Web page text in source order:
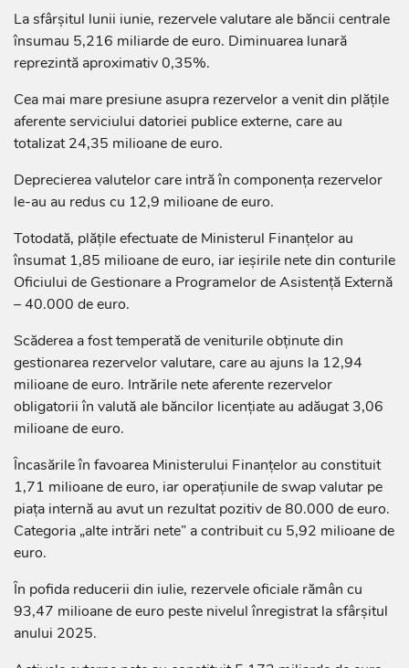
La sfârșitul lunii iunie, rezervele valutare ale băncii centrale
însumau 5,216 miliarde de euro. Diminuarea lunară
reprezintă aproximativ 0,35%.
Cea mai mare presiune asupra rezervelor a venit din plățile
aferente serviciului datoriei publice externe, care au
totalizat 24,35 milioane de euro.
Deprecierea valutelor care intră în componența rezervelor
le-au au redus cu 12,9 milioane de euro.
Totodată, plățile efectuate de Ministerul Finanțelor au
însumat 1,85 milioane de euro, iar ieșirile nete din conturile
Oficiului de Gestionare a Programelor de Asistență Externă
– 40.000 de euro.
Scăderea a fost temperată de veniturile obținute din
gestionarea rezervelor valutare, care au ajuns la 12,94
milioane de euro. Intrările nete aferente rezervelor
obligatorii în valută ale băncilor licențiate au adăugat 3,06
milioane de euro.
Încasările în favoarea Ministerului Finanțelor au constituit
1,71 milioane de euro, iar operațiunile de swap valutar pe
piața internă au avut un rezultat pozitiv de 80.000 de euro.
Categoria „alte intrări nete” a contribuit cu 5,92 milioane de
euro.
În pofida reducerii din iulie, rezervele oficiale rămân cu
93,47 milioane de euro peste nivelul înregistrat la sfârșitul
anului 2025.